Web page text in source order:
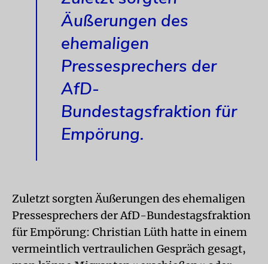
Äußerungen des
ehemaligen
Pressesprechers der
AfD-
Bundestagsfraktion für
Empörung.
Zuletzt sorgten Äußerungen des ehemaligen
Pressesprechers der AfD-Bundestagsfraktion
für Empörung: Christian Lüth hatte in einem
vermeintlich vertraulichen Gespräch gesagt,